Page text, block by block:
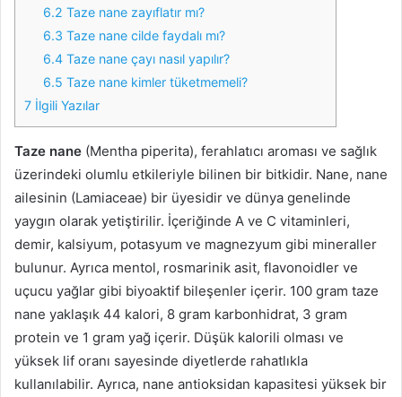
6.2 Taze nane zayıflatır mı?
6.3 Taze nane cilde faydalı mı?
6.4 Taze nane çayı nasıl yapılır?
6.5 Taze nane kimler tüketmemeli?
7 İlgili Yazılar
Taze nane (Mentha piperita), ferahlatıcı aroması ve sağlık
üzerindeki olumlu etkileriyle bilinen bir bitkidir. Nane, nane
ailesinin (Lamiaceae) bir üyesidir ve dünya genelinde
yaygın olarak yetiştirilir. İçeriğinde A ve C vitaminleri,
demir, kalsiyum, potasyum ve magnezyum gibi mineraller
bulunur. Ayrıca mentol, rosmarinik asit, flavonoidler ve
uçucu yağlar gibi biyoaktif bileşenler içerir. 100 gram taze
nane yaklaşık 44 kalori, 8 gram karbonhidrat, 3 gram
protein ve 1 gram yağ içerir. Düşük kalorili olması ve
yüksek lif oranı sayesinde diyetlerde rahatlıkla
kullanılabilir. Ayrıca, nane antioksidan kapasitesi yüksek bir